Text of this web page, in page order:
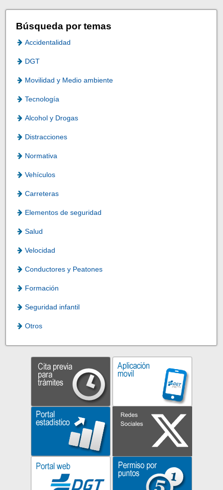
Búsqueda por temas
Accidentalidad
DGT
Movilidad y Medio ambiente
Tecnología
Alcohol y Drogas
Distracciones
Normativa
Vehículos
Carreteras
Elementos de seguridad
Salud
Velocidad
Conductores y Peatones
Formación
Seguridad infantil
Otros